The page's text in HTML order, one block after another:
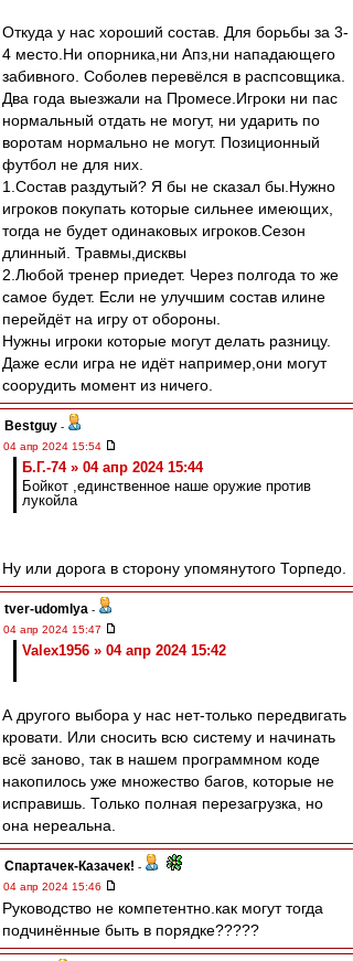
Откуда у нас хороший состав. Для борьбы за 3-
4 место.Ни опорника,ни Апз,ни нападающего
забивного. Соболев перевёлся в распсовщика.
Два года выезжали на Промесе.Игроки ни пас
нормальный отдать не могут, ни ударить по
воротам нормально не могут. Позиционный
футбол не для них.
1.Состав раздутый? Я бы не сказал бы.Нужно
игроков покупать которые сильнее имеющих,
тогда не будет одинаковых игроков.Сезон
длинный. Травмы,дисквы
2.Любой тренер приедет. Через полгода то же
самое будет. Если не улучшим состав илине
перейдёт на игру от обороны.
Нужны игроки которые могут делать разницу.
Даже если игра не идёт например,они могут
соорудить момент из ничего.
Bestguy -
04 апр 2024 15:54
Б.Г.-74 » 04 апр 2024 15:44
Бойкот ,единственное наше оружие против
лукойла
Ну или дорога в сторону упомянутого Торпедо.
tver-udomlya -
04 апр 2024 15:47
Valex1956 » 04 апр 2024 15:42
А другого выбора у нас нет-только передвигать
кровати. Или сносить всю систему и начинать
всё заново, так в нашем программном коде
накопилось уже множество багов, которые не
исправишь. Только полная перезагрузка, но
она нереальна.
Спартачек-Казачек! -
04 апр 2024 15:46
Руководство не компетентно.как могут тогда
подчинённые быть в порядке?????